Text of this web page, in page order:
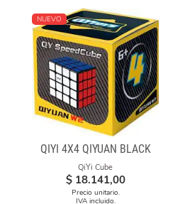
NUEVO
QIYI 4X4 QIYUAN BLACK
QiYi Cube
$ 18.141,00
Precio unitario.
IVA incluido.